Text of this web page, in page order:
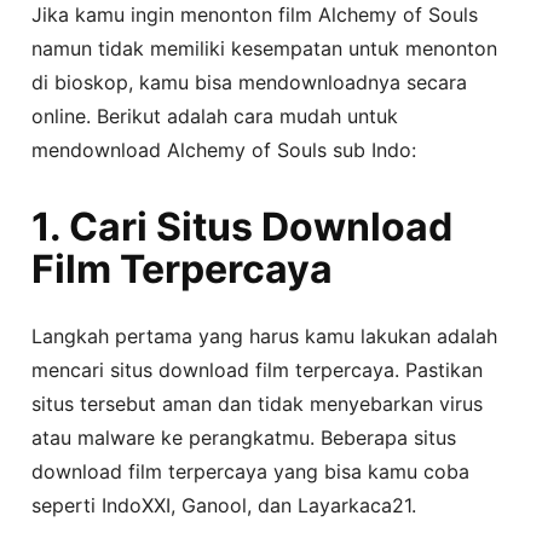
Jika kamu ingin menonton film Alchemy of Souls
namun tidak memiliki kesempatan untuk menonton
di bioskop, kamu bisa mendownloadnya secara
online. Berikut adalah cara mudah untuk
mendownload Alchemy of Souls sub Indo:
1. Cari Situs Download
Film Terpercaya
Langkah pertama yang harus kamu lakukan adalah
mencari situs download film terpercaya. Pastikan
situs tersebut aman dan tidak menyebarkan virus
atau malware ke perangkatmu. Beberapa situs
download film terpercaya yang bisa kamu coba
seperti IndoXXI, Ganool, dan Layarkaca21.